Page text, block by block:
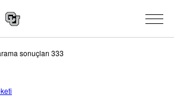
sonuçları 333